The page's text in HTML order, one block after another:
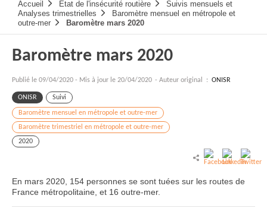
principale
Accueil État de l'insécurité routière
Suivis mensuels et
Analyses trimestrielles
Baromètre mensuel en métropole et
outre-mer
Baromètre mars 2020
Baromètre mars 2020
Publié le 09/04/2020 - Mis à jour le 20/04/2020 - Auteur original : ONISR
ONISR Suivi
Baromètre mensuel en métropole et outre-mer
Baromètre trimestriel en métropole et outre-mer
2020
En mars 2020, 154 personnes se sont tuées sur les routes de
France métropolitaine, et 16 outre-mer.